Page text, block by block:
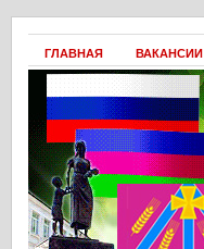
ГЛАВНАЯ ВАКАНСИИ